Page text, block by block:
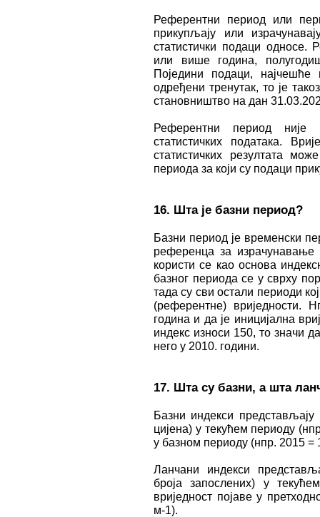
Референтни период или
прикупљају или
статистички подаци
или више година,
Поједини подаци,
одређени тренутак, то је
становништво на дан
Референтни период
статистичких података.
статистичких резултата
периода за који су подаци
16. Шта је базни период?
Базни период је временски
референца за израчунавање
користи се као основа
базног периода се у сврху
тада су сви остали периоди
(референтне) вриједности.
година и да је иницијална
индекс износи 150, то значи
него у 2010. години.
17. Шта су базни, а шта
Базни индекси представљају
цијена) у текућем периоду
у базном периоду (нпр. 2015 =
Ланчани индекси
броја запослених) у
вриједност појаве у
м-1).